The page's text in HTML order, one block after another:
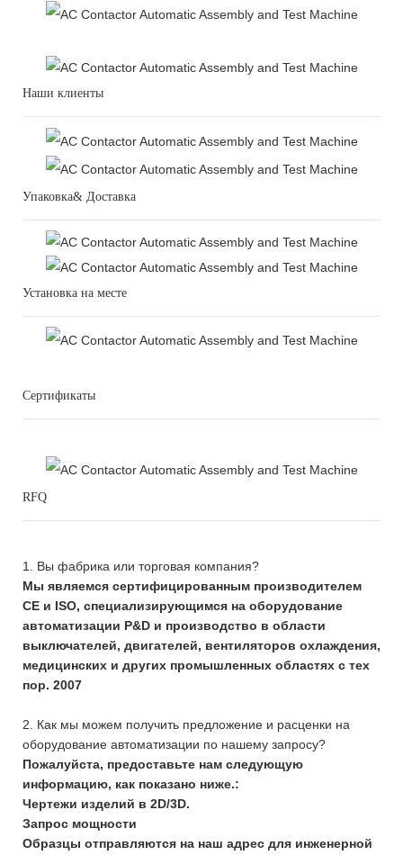
Наши клиенты
Упаковка& Доставка
Установка на месте
Сертификаты
RFQ
1. Вы фабрика или торговая компания?
Мы являемся сертифицированным производителем
CE и ISO, специализирующимся на оборудование
автоматизации Р&D и производство в области
выключателей, двигателей, вентиляторов охлаждения,
медицинских и других промышленных областях с тех
пор. 2007
2. Как мы можем получить предложение и расценки на
оборудование автоматизации по нашему запросу?
Пожалуйста, предоставьте нам следующую
информацию, как показано ниже.:
Чертежи изделий в 2D/3D.
Запрос мощности
Образцы отправляются на наш адрес для инженерной